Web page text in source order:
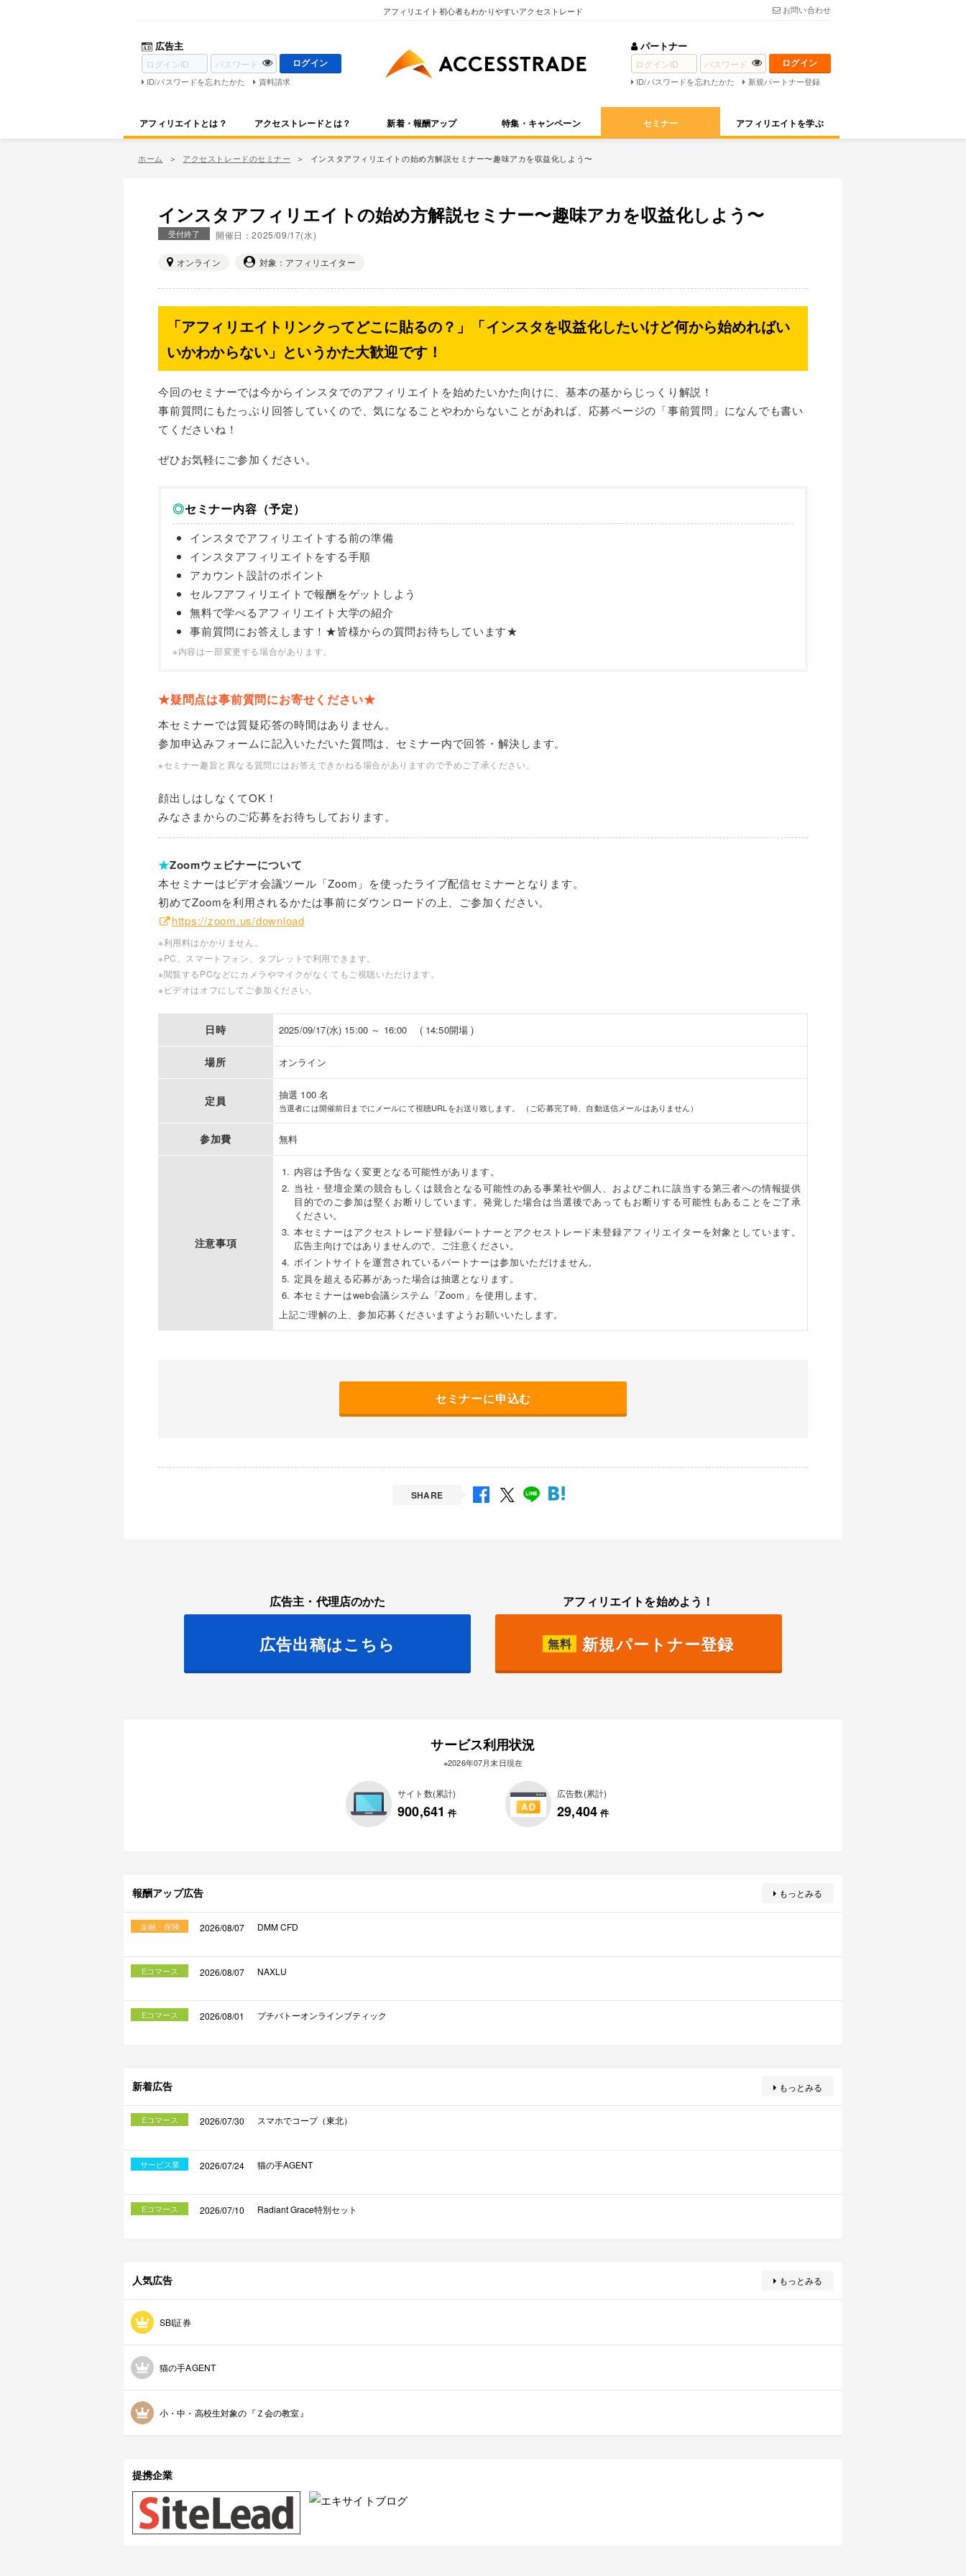
アフィリエイト初心者もわかりやすいアクセストレード お問い合わせ
広告主
ID/パスワードを忘れたかた 資料請求
パートナー
ID/パスワードを忘れたかた 新規パートナー登録
アフィリエイトとは？ アクセストレードとは？ 新着・報酬アップ 特集・キャンペーン セミナー アフィリエイトを学ぶ
ホーム アクセストレードのセミナー インスタアフィリエイトの始め方解説セミナー〜趣味アカを収益化しよう〜
インスタアフィリエイトの始め方解説セミナー〜趣味アカを収益化しよう〜
受付終了 開催日：2025/09/17(水)
オンライン 対象：アフィリエイター
「アフィリエイトリンクってどこに貼るの？」「インスタを収益化したいけど何から始めればい
いかわからない」というかた大歓迎です！
今回のセミナーでは今からインスタでのアフィリエイトを始めたいかた向けに、基本の基からじっくり解説！
事前質問にもたっぷり回答していくので、気になることやわからないことがあれば、応募ページの「事前質問」になんでも書い
てくださいね！
ぜひお気軽にご参加ください。
◎セミナー内容（予定）
インスタでアフィリエイトする前の準備
インスタアフィリエイトをする手順
アカウント設計のポイント
セルフアフィリエイトで報酬をゲットしよう
無料で学べるアフィリエイト大学の紹介
事前質問にお答えします！★皆様からの質問お待ちしています★
※内容は一部変更する場合があります。
★疑問点は事前質問にお寄せください★
本セミナーでは質疑応答の時間はありません。
参加申込みフォームに記入いただいた質問は、セミナー内で回答・解決します。
※セミナー趣旨と異なる質問にはお答えできかねる場合がありますので予めご了承ください。
顔出しはしなくてOK！
みなさまからのご応募をお待ちしております。
★Zoomウェビナーについて
本セミナーはビデオ会議ツール「Zoom」を使ったライブ配信セミナーとなります。
初めてZoomを利用されるかたは事前にダウンロードの上、ご参加ください。
https://zoom.us/download
※利用料はかかりません。
※PC、スマートフォン、タブレットで利用できます。
※閲覧するPCなどにカメラやマイクがなくてもご視聴いただけます。
※ビデオはオフにしてご参加ください。
日時 2025/09/17(水) 15:00 ～ 16:00 ( 14:50開場 )
場所 オンライン
定員 抽選 100 名
当選者には開催前日までにメールにて視聴URLをお送り致します。 （ご応募完了時、自動送信メールはありません）
参加費 無料
注意事項
内容は予告なく変更となる可能性があります。
当社・登壇企業の競合もしくは競合となる可能性のある事業社や個人、およびこれに該当する第三者への情報提供
目的でのご参加は堅くお断りしています。発覚した場合は当選後であってもお断りする可能性もあることをご了承
ください。
本セミナーはアクセストレード登録パートナーとアクセストレード未登録アフィリエイターを対象としています。
広告主向けではありませんので、ご注意ください。
ポイントサイトを運営されているパートナーは参加いただけません。
定員を超える応募があった場合は抽選となります。
本セミナーはweb会議システム「Zoom」を使用します。
上記ご理解の上、参加応募くださいますようお願いいたします。
セミナーに申込む
SHARE
アフィリエイトを始めよう！
無料 新規パートナー登録
広告主・代理店のかた
広告出稿はこちら
サービス利用状況
※2026年07月末日現在
サイト数(累計)
900,641 件
広告数(累計)
29,404 件
報酬アップ広告 もっとみる
金融・保険 2026/08/07 DMM CFD
Eコマース 2026/08/07 NAXLU
Eコマース 2026/08/01 プチバトーオンラインブティック
新着広告 もっとみる
Eコマース 2026/07/30 スマホでコープ（東北）
サービス業 2026/07/24 猫の手AGENT
Eコマース 2026/07/10 Radiant Grace特別セット
人気広告 もっとみる
SBI証券
猫の手AGENT
小・中・高校生対象の『Ｚ会の教室』
提携企業